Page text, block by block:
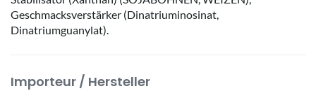
Geschmacksverstärker (Dinatriuminosinat,
Dinatriumguanylat).
Importeur / Hersteller